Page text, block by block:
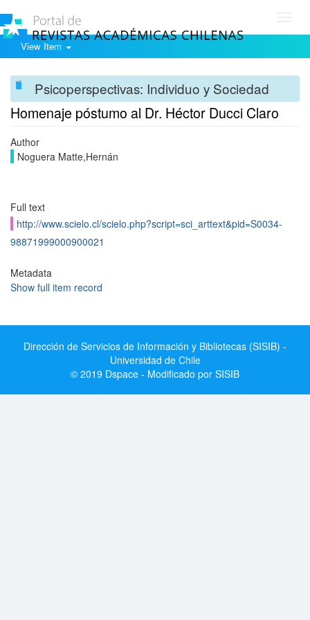
View Item
Psicoperspectivas: Individuo y Sociedad
Homenaje póstumo al Dr. Héctor Ducci Claro
Author
Noguera Matte,Hernán
Full text
http://www.scielo.cl/scielo.php?script=sci_arttext&pid=S0034-
98871999000900021
Metadata
Show full item record
Dirección de Servicios de Información y Bibliotecas (SISIB) -
Universidad de Chile
© 2019 Dspace - Modificado por SISIB